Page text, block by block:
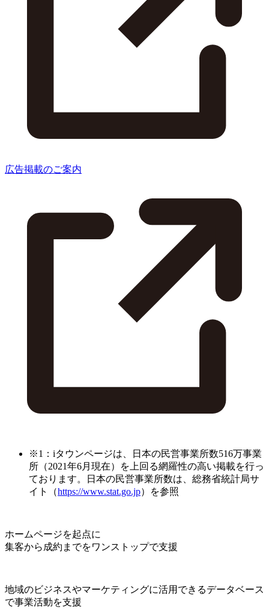
広告掲載のご案内
※1：iタウンページは、日本の民営事業所数516万事業
所（2021年6月現在）を上回る網羅性の高い掲載を行っ
ております。日本の民営事業所数は、総務省統計局サ
イト（https://www.stat.go.jp）を参照
ホームページを起点に
集客から成約までをワンストップで支援
地域のビジネスやマーケティングに活用できるデータベース
で事業活動を支援